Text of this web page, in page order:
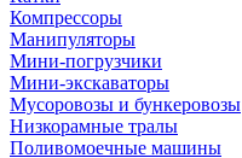
Компрессоры
Манипуляторы
Мини-погрузчики
Мини-экскаваторы
Мусоровозы и бункеровозы
Низкорамные тралы
Поливомоечные машины